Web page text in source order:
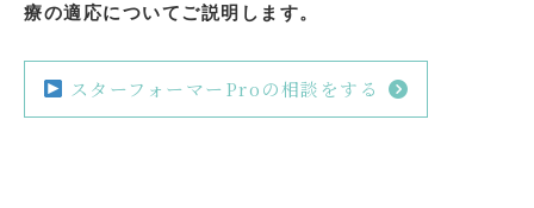
療の適応についてご説明します。
スターフォーマーProの相談をする